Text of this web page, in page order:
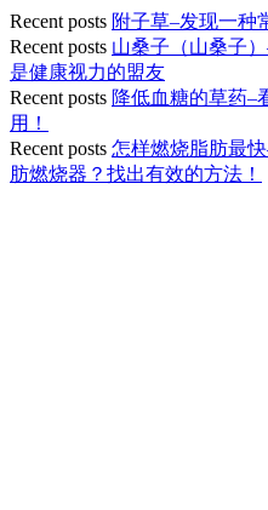
Recent posts 附子草–发现一种
Recent posts 山桑子（山桑子
是健康视力的盟友
Recent posts 降低血糖的草药–
用！
Recent posts 怎样燃烧脂肪最
肪燃烧器？找出有效的方法！